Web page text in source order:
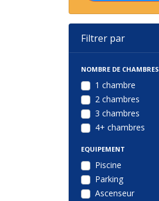
Filtrer par
NOMBRE DE CHAMBRES
1 chambre
2 chambres
3 chambres
4+ chambres
EQUIPEMENT
Piscine
Parking
Ascenseur